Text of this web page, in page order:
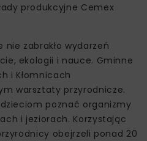
produkcyjne Cemex
zabrakło wydarzeń
ekologii i nauce. Gminne
i Kłomnicach
warsztaty przyrodnicze.
dzieciom poznać organizmy
i jeziorach. Korzystając
obejrzeli ponad 20